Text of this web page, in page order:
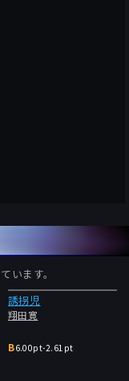
います。
誘拐児
翔田寛
B6.00pt-2.61pt